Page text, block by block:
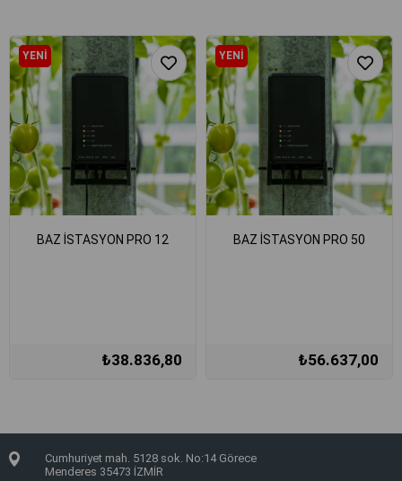
BAZ İSTASYON PRO 12
₺38.836,80
YENI
ÜRÜN
BAZ İSTASYON PRO 50
₺56.637,00
YENI
ÜRÜN
Cumhuriyet mah. 5128 sok. No:14 Görece
Menderes 35473 İZMİR